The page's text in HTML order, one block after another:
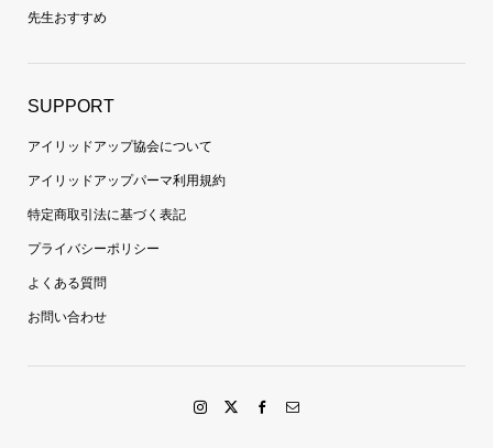
先生おすすめ
SUPPORT
アイリッドアップ協会について
アイリッドアップパーマ利用規約
特定商取引法に基づく表記
プライバシーポリシー
よくある質問
お問い合わせ